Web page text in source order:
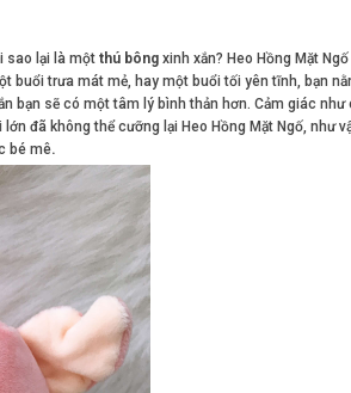
sao lại là một thú bông xinh xắn? Heo Hồng Mặt
buổi trưa mát mẻ, hay một buổi tối yên tĩnh, bạn
bạn sẽ có một tâm lý bình thản hơn. Cảm giác như
đã không thể cưỡng lại Heo Hồng Mặt Ngố, như
bé mê.